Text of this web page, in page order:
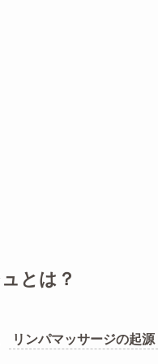
とは？
リンパマッサージの起源